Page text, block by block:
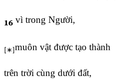
16 vì trong Người,
muôn vật được tạo thành
trên trời cùng dưới đất,